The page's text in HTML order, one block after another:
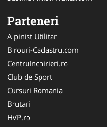
Parteneri
Alpinist Utilitar
Birouri-Cadastru.com
CentruInchirieri.ro
Club de Sport
Cursuri Romania
Brutari
HVP.ro